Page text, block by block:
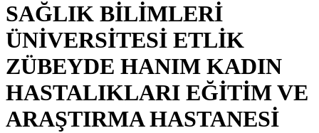
SAĞLIK BİLİMLERİ
ÜNİVERSİTESİ ETLİK
ZÜBEYDE HANIM KADIN
HASTALIKLARI EĞİTİM VE
ARAŞTIRMA HASTANESİ